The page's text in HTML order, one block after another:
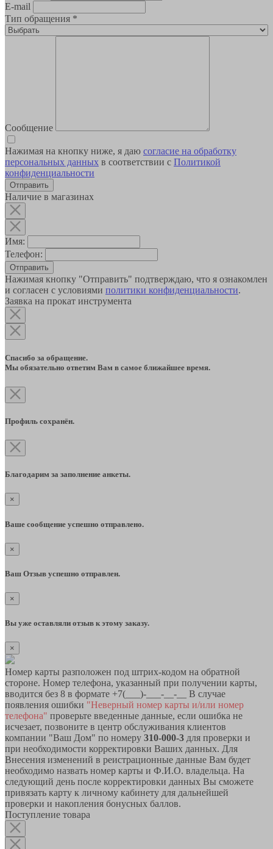
E-mail
Тип обращения *
Сообщение
Нажимая на кнопку ниже, я даю согласие на обработку
персональных данных в соответствии с Политикой
конфиденциальности
Наличие в магазинах
Имя:
Телефон:
Отправить
Нажимая кнопку "Отправить" подтверждаю, что я ознакомлен
и согласен с условиями политики конфиденциальности.
Заявка на прокат инструмента
Спасибо за обращение.
Мы обязательно ответим Вам в самое ближайшее время.
Профиль сохранён.
Благодарим за заполнение анкеты.
×
Ваше сообщение успешно отправлено.
×
Ваш Отзыв успешно отправлен.
×
Вы уже оставляли отзыв к этому заказу.
×
Номер карты разположен под штрих-кодом на обратной
стороне. Номер телефона, указанный при получении карты,
вводится без 8 в формате +7(___)-___-__-__ В случае
появления ошибки "Неверный номер карты и/или номер
телефона" проверьте введенные данные, если ошибка не
исчезает, позвоните в центр обслуживания клиентов
компании "Ваш Дом" по номеру 310-000-3 для проверки и
при необходимости корректировки Ваших данных. Для
Внесения изменений в реистрационные данные Вам будет
необходимо назвать номер карты и Ф.И.О. владельца. На
следующий день после корректировки данных Вы сможете
привязать карту к личному кабинету для дальнейшей
проверки и накопления бонусных баллов.
Поступление товара